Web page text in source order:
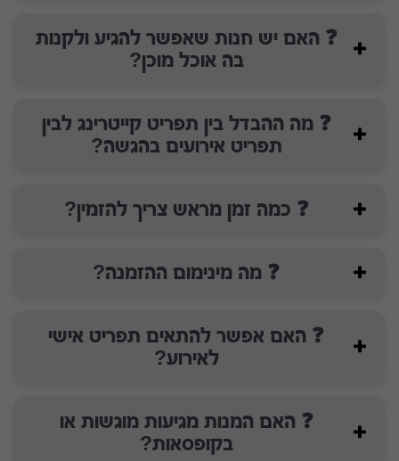
❓ האם יש חנות שאפשר להגיע ולקנות
בה אוכל מוכן?
❓ מה ההבדל בין תפריט קייטרינג לבין
תפריט אירועים בהגשה?
❓ כמה זמן מראש צריך להזמין?
❓ מה מינימום ההזמנה?
❓ האם אפשר להתאים תפריט אישי
לאירוע?
❓ האם המנות מגיעות מוגשות או
בקופסאות?